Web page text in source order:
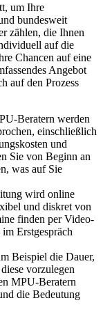
um Ihre
bundesweit
zählen, die Ihnen
auf die
Chancen auf eine
Angebot
auf den Prozess
Beratern werden
einschließlich
und
Sie von Beginn an
was auf Sie
wird online
und diskret von
finden per Video-
Erstgespräch
Beispiel die Dauer,
vorzulegen
MPU-Beratern
die Bedeutung